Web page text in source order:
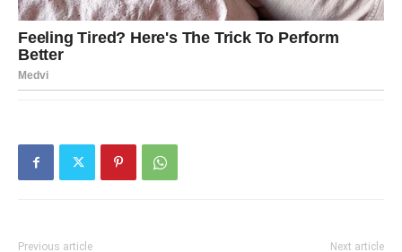
Previous article Next article